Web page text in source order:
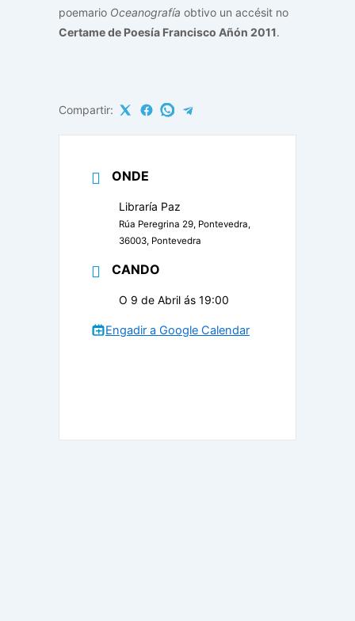
poemario Oceanografía obtivo un accésit no
Certame de Poesía Francisco Añón 2011.
Compartir:
ONDE
Libraría Paz
Rúa Peregrina 29, Pontevedra,
36003, Pontevedra
CANDO
O 9 de Abril ás 19:00
Engadir a Google Calendar